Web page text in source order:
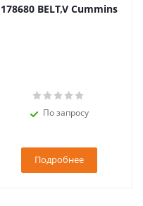
178680 BELT,V Cummins
По запросу
Подробнее